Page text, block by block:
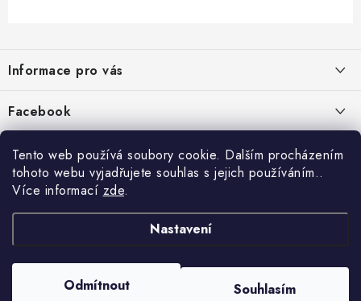
Tento web používá soubory cookie. Dalším procházením
tohoto webu vyjadřujete souhlas s jejich používáním..
Více informací zde.
Nastavení
Odmítnout Souhlasím
p
a
t
Informace pro vás
Obchodní podmínky
Podmínky ochrany osobních údajů
Reklamace
Online platby Comgate
Facebook
. Všechna práva vyhrazena.Upravit nastavení